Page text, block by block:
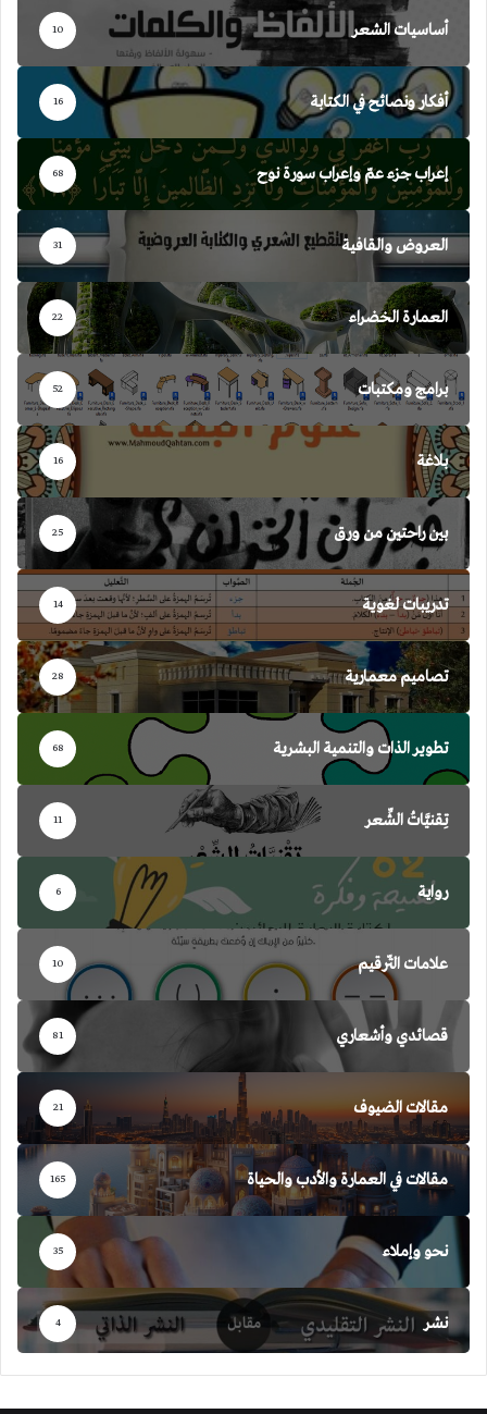
أساسيات الشعر 10
أفكار ونصائح في الكتابة 16
إعراب جزء عمّ وإعراب سورة نوح 68
العروض والقافية 31
العمارة الخضراء 22
برامج ومكتبات 52
بلاغة 16
بين راحتين من ورق 25
تدريبات لغوية 14
تصاميم معمارية 28
تطوير الذات والتنمية البشرية 68
تِقنيَّاتُ الشِّعر 11
رواية 6
علامات التّرقيم 10
قصائدي وأشعاري 81
مقالات الضيوف 21
مقالات في العمارة والأدب والحياة 165
نحو وإملاء 35
نشر 4